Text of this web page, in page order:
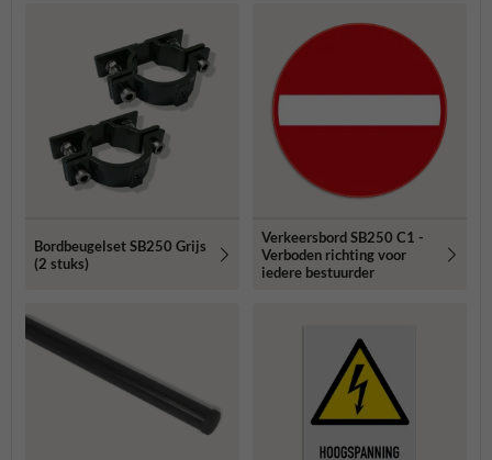
Bordbeugelset SB250 Grijs
(2 stuks)
Verkeersbord SB250 C1 -
Verboden richting voor
iedere bestuurder